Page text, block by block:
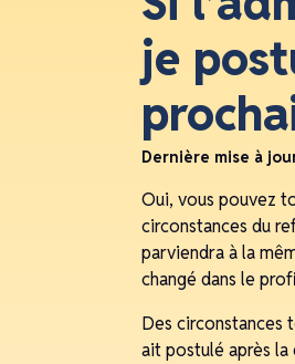
je
Dernière mise à
Oui, vous pouvez
circonstances du
parviendra à la
changé dans le
Des circonstances
ait postulé après